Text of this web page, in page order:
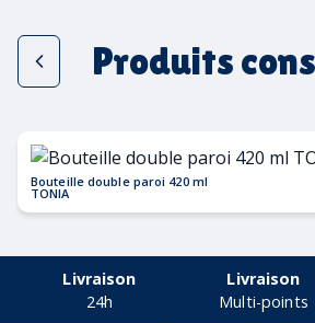
Produits
Bouteille double paroi 420 ml
TONIA
Livraison
24h
Livraison
Multi-points